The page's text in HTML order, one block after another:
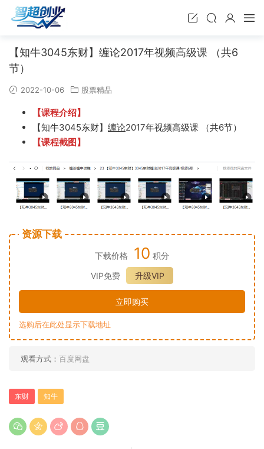
【知牛3045东财】缠论2017年视频高级课 （共6
节）
2022-10-06 股票精品
【课程介绍】
【知牛3045东财】 缠论2017年视频高级课 （共6节）
【课程截图】
资源下载
下载价格 10 积分
VIP免费
升级VIP
立即购买
选购后在此处显示下载地址
观看方式： 百度网盘
东财 知牛